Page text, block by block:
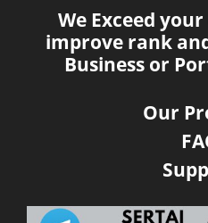
We Exceed
improve rank
Business or
Our